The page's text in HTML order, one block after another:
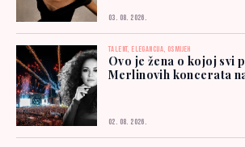
03. 08. 2026.
TALENT, ELEGANCIJA, OSMIJEH
Ovo je žena o kojoj svi
Merlinovih koncerata
02. 08. 2026.